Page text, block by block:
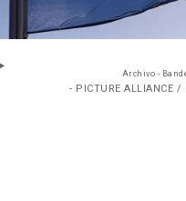
Archivo -
- PICTURE ALLIANCE /